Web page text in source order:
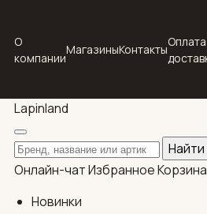
О
компании
МагазиныКонтакты
Lapinland
Поиск по каталогу
Найти
Онлайн-чатИзбранноеКорзина
Новинки